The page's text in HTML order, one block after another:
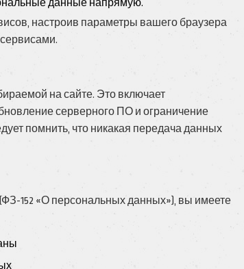
данные напрямую.
настроив параметры вашего браузера
на сайте. Это включает
серверного ПО и ограничение
помнить, что никакая передача данных
152 «О персональных данных»), вы имеете